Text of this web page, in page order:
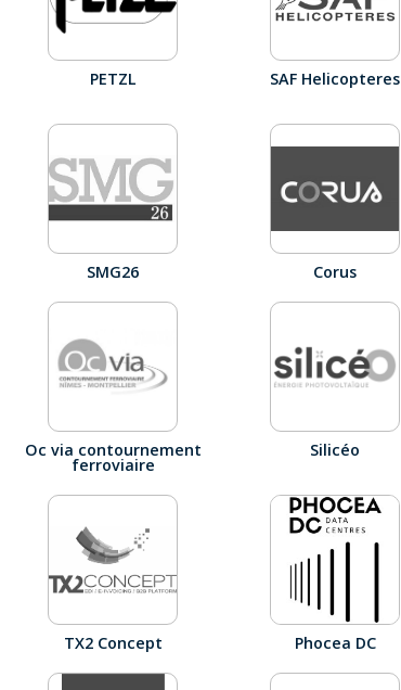
PETZL SAF Helicopteres
SMG26 Corus
Oc via contournement
ferroviaire
Silicéo
TX2 Concept Phocea DC